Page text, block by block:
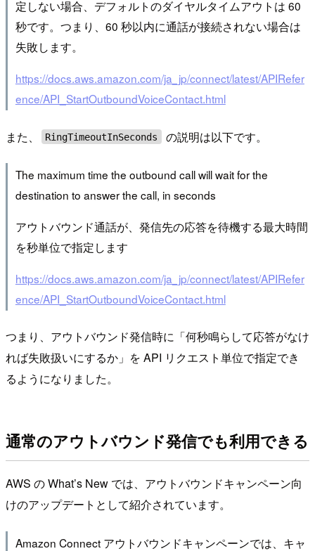
定しない場合、デフォルトのダイヤルタイムアウトは 60
秒です。つまり、60 秒以内に通話が接続されない場合は
失敗します。
https://docs.aws.amazon.com/ja_jp/connect/latest/APIRefer
ence/API_StartOutboundVoiceContact.html
また、 RingTimeoutInSeconds の説明は以下です。
The maximum time the outbound call will wait for the
destination to answer the call, in seconds
アウトバウンド通話が、発信先の応答を待機する最大時間
を秒単位で指定します
https://docs.aws.amazon.com/ja_jp/connect/latest/APIRefer
ence/API_StartOutboundVoiceContact.html
つまり、アウトバウンド発信時に「何秒鳴らして応答がなけ
れば失敗扱いにするか」を API リクエスト単位で指定でき
るようになりました。
通常のアウトバウンド発信でも利用できる
AWS の What’s New では、アウトバウンドキャンペーン向
けのアップデートとして紹介されています。
Amazon Connect アウトバウンドキャンペーンでは、キャ